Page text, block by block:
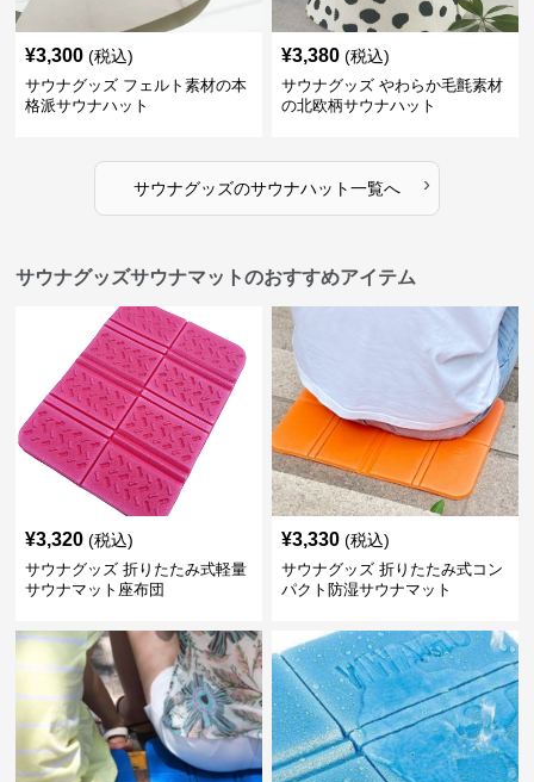
¥3,300 (税込)
サウナグッズ フェルト素材の本
格派サウナハット
¥3,380 (税込)
サウナグッズ やわらか毛氈素材
の北欧柄サウナハット
サウナグッズのサウナハット一覧へ ›
サウナグッズサウナマットのおすすめアイテム
¥3,320 (税込)
サウナグッズ 折りたたみ式軽量
サウナマット座布団
¥3,330 (税込)
サウナグッズ 折りたたみ式コン
パクト防湿サウナマット